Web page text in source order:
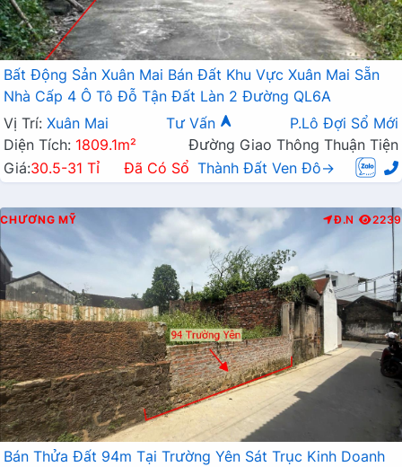
Bất Động Sản Xuân Mai Bán Đất Khu Vực Xuân Mai Sẵn
Nhà Cấp 4 Ô Tô Đỗ Tận Đất Làn 2 Đường QL6A
Vị Trí: Xuân Mai Tư Vấn
P.Lô Đợi Sổ Mới
Diện Tích: 1809.1m²
Đường Giao Thông Thuận Tiện
Giá:30.5-31 Tỉ Đã Có Sổ Thành Đất Ven Đô→
CHƯƠNG MỸ Đ.N 2239
Bán Thửa Đất 94m Tại Trường Yên Sát Trục Kinh Doanh